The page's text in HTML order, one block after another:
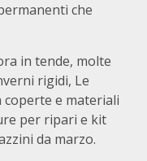
che
in tende, molte
rigidi, Le
e materiali
per ripari e kit
da marzo.